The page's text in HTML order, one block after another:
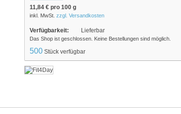
11,84 € pro 100 g
inkl. MwSt. zzgl. Versandkosten
Verfügbarkeit: Lieferbar
Das Shop ist geschlossen. Keine Bestellungen sind möglich.
500 Stück verfügbar